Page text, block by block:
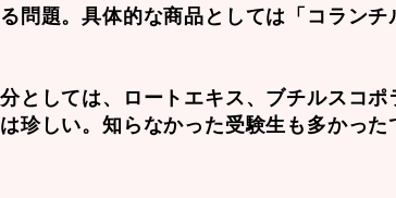
問題。具体的な商品としては「コランチ
としては、
ロートエキス、 ブチルスコ
珍しい。知らなかった受験生も多かった